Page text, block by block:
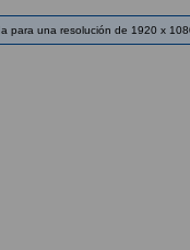
para una resolución de 1920 x